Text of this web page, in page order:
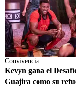
Convivencia
Kevyn gana el
Guajira como su